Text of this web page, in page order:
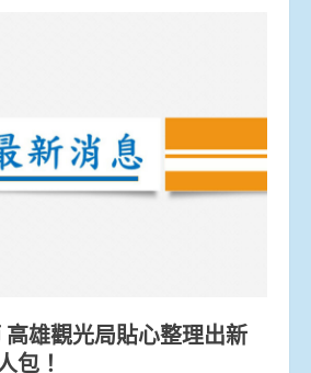
雄觀光局貼心整理出新
包！